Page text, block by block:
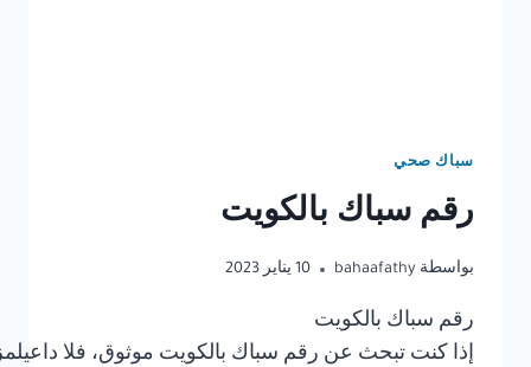
سباك صحي
رقم سباك بالكويت
بواسطة bahaafathy 10 يناير 2023
رقم سباك بالكويت
إذا كنت تبحث عن رقم سباك بالكويت موثوق، فلا